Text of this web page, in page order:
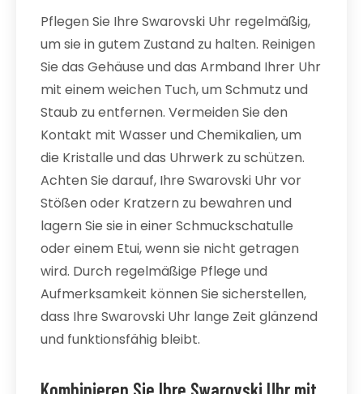
Pflegen Sie Ihre Swarovski Uhr regelmäßig,
um sie in gutem Zustand zu halten. Reinigen
Sie das Gehäuse und das Armband Ihrer Uhr
mit einem weichen Tuch, um Schmutz und
Staub zu entfernen. Vermeiden Sie den
Kontakt mit Wasser und Chemikalien, um
die Kristalle und das Uhrwerk zu schützen.
Achten Sie darauf, Ihre Swarovski Uhr vor
Stößen oder Kratzern zu bewahren und
lagern Sie sie in einer Schmuckschatulle
oder einem Etui, wenn sie nicht getragen
wird. Durch regelmäßige Pflege und
Aufmerksamkeit können Sie sicherstellen,
dass Ihre Swarovski Uhr lange Zeit glänzend
und funktionsfähig bleibt.